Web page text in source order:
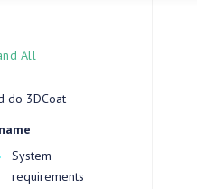
All
do 3DCoat
System
requirements